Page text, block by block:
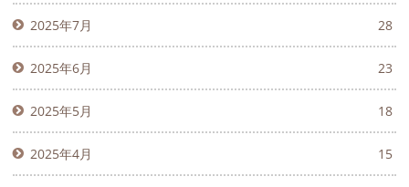
2025年7月 28
2025年6月 23
2025年5月 18
2025年4月 15